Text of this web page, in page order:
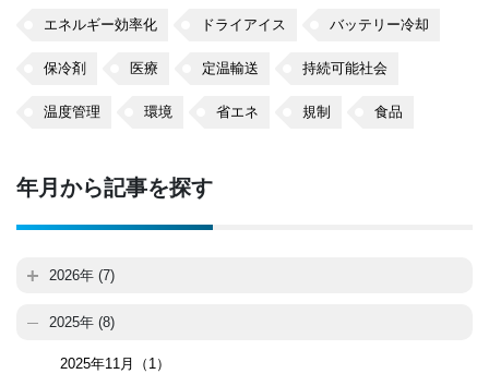
エネルギー効率化 ドライアイス バッテリー冷却
保冷剤 医療 定温輸送 持続可能社会
温度管理 環境 省エネ 規制 食品
年月から記事を探す
2026年 (7)
2025年 (8)
2025年11月（1）